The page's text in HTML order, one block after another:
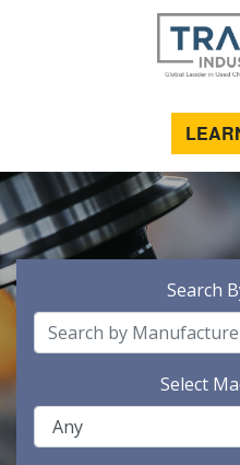
Search
Select